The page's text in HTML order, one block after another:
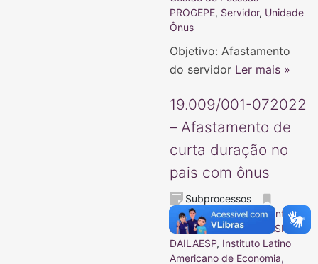
PROGEPE, Servidor, Unidade
Ônus
Objetivo: Afastamento
do servidor Ler mais »
19.009/001-072022
– Afastamento de
curta duração no
pais com ônus
Subprocessos
ILAESP
Departamento
Administrativo do ILAESP -
DAILAESP, Instituto Latino
Americano de Economia,